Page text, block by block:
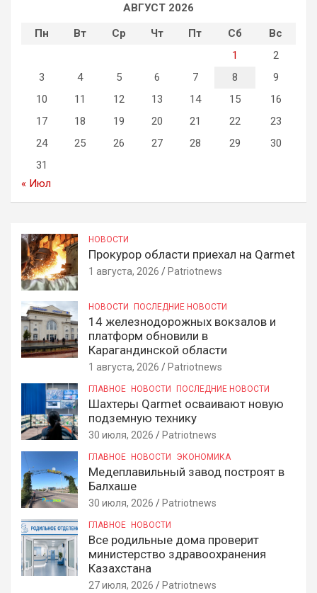
АВГУСТ 2026
Пн
Вт Ср Чт Пт Сб
Вс
1
2
3
4 5 6 7 8
9
10
11 12 13 14 15
16
17
18 19 20 21 22
23
24
25 26 27 28 29
30
31
« Июл
НОВОСТИ
Прокурор области приехал на Qarmet
1 августа, 2026 Patriotnews
НОВОСТИ ПОСЛЕДНИЕ НОВОСТИ
14 железнодорожных вокзалов и
платформ обновили в
Карагандинской области
1 августа, 2026 Patriotnews
ГЛАВНОЕ НОВОСТИ ПОСЛЕДНИЕ НОВОСТИ
Шахтеры Qarmet осваивают новую
подземную технику
30 июля, 2026 Patriotnews
ГЛАВНОЕ НОВОСТИ ЭКОНОМИКА
Медеплавильный завод построят в
Балхаше
30 июля, 2026 Patriotnews
ГЛАВНОЕ НОВОСТИ
Все родильные дома проверит
министерство здравоохранения
Казахстана
27 июля, 2026 Patriotnews